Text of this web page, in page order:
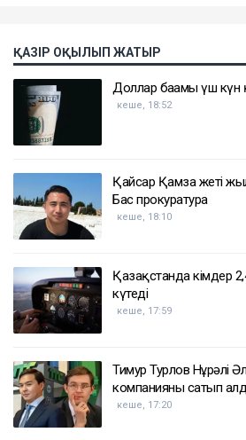
ҚАЗІР ОҚЫЛЫП ЖАТЫР
Доллар бағамы үш күн